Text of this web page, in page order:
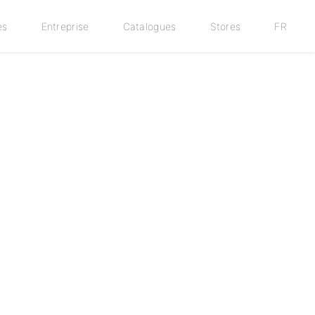
Entreprise Catalogues Stores FR